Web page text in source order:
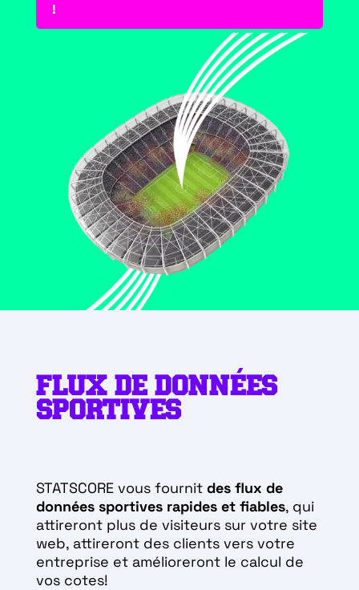
!
FLUX DE DONNÉES
SPORTIVES
STATSCORE vous fournit des flux de
données sportives rapides et fiables, qui
attireront plus de visiteurs sur votre site
web, attireront des clients vers votre
entreprise et amélioreront le calcul de
vos cotes!